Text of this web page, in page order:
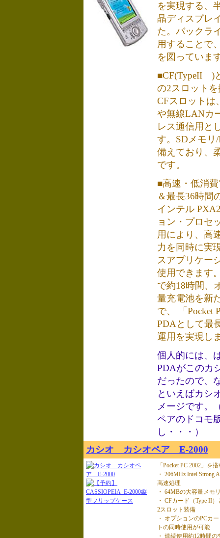
を実現する、
晶ディスプレ
た。バックラ
用することで
を図っていま
■CF(TypeII )
の2スロット
CFスロットは
や無線LANカ
レス通信用と
す。SDメモリ
備えており、
です。
■高速・低消
＆最長36時間
インテル
ョン・プロセ
用により、高
力を同時に実
スアプリケー
使用できます
で約18時間、
量充電池を新
で、 「Pocket
PDAとして最
運用を実現し
個人的には、
PDAがこのカ
だったので、
といえばカシ
メージです。
ペアのドコモ
し・・・）
カシオ カシオペア E-2000
「Pocket PC 2002」を
・ 206MHz Intel
高速処理
・ 64MBの大容量メモ
・ CFカード（Type II
2スロット装備
・ オプションのPCカ
トの同時使用が可能
・ 連続使用約12時間